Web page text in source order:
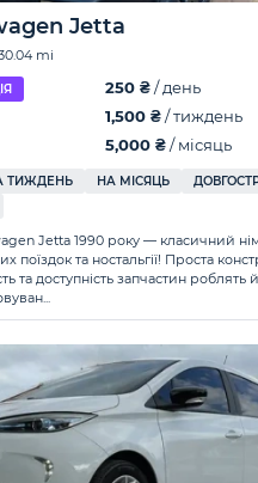
Jetta
mi
250 ₴/ день
1,500 ₴/ тиждень
5,000 ₴/ місяць
ТИЖДЕНЬ НА МІСЯЦЬ
Jetta 1990 року — класичний
поїздок та ностальгії! Проста
та доступність запчастин роблять